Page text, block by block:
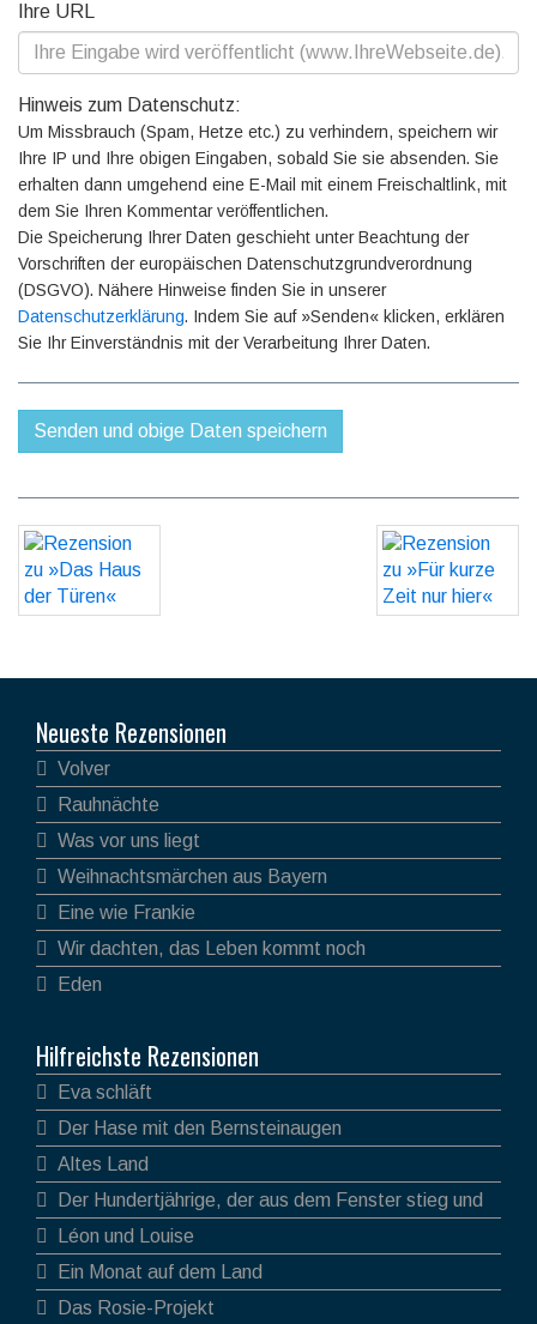
Ihre URL
Hinweis zum Datenschutz:
Um Missbrauch (Spam, Hetze etc.) zu verhindern, speichern wir
Ihre IP und Ihre obigen Eingaben, sobald Sie sie absenden. Sie
erhalten dann umgehend eine E-Mail mit einem Freischaltlink, mit
dem Sie Ihren Kommentar veröffentlichen.
Die Speicherung Ihrer Daten geschieht unter Beachtung der
Vorschriften der europäischen Datenschutzgrundverordnung
(DSGVO). Nähere Hinweise finden Sie in unserer
Datenschutzerklärung. Indem Sie auf »Senden« klicken, erklären
Sie Ihr Einverständnis mit der Verarbeitung Ihrer Daten.
Neueste Rezensionen
Volver
Rauhnächte
Was vor uns liegt
Weihnachtsmärchen aus Bayern
Eine wie Frankie
Wir dachten, das Leben kommt noch
Eden
Hilfreichste Rezensionen
Eva schläft
Der Hase mit den Bernsteinaugen
Altes Land
Der Hundertjährige, der aus dem Fenster stieg und
verschwand
Léon und Louise
Ein Monat auf dem Land
Das Rosie-Projekt